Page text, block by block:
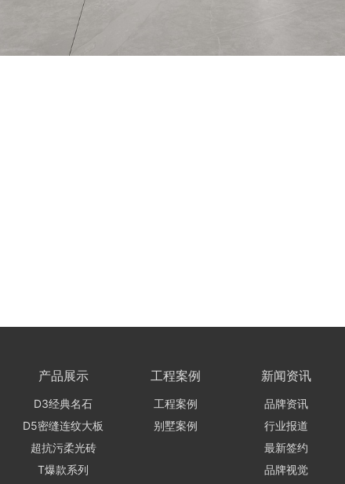
产品展示
D3经典名石
D5密缝连纹大板
超抗污柔光砖
T爆款系列
工程案例
工程案例
别墅案例
新闻资讯
品牌资讯
行业报道
最新签约
品牌视觉